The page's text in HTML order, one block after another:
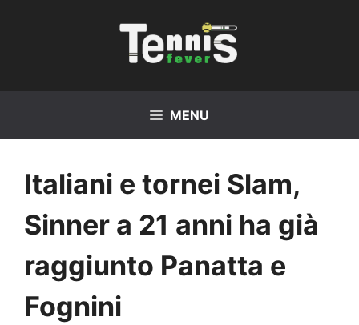
MENU
Italiani e tornei Slam,
Sinner a 21 anni ha già
raggiunto Panatta e
Fognini